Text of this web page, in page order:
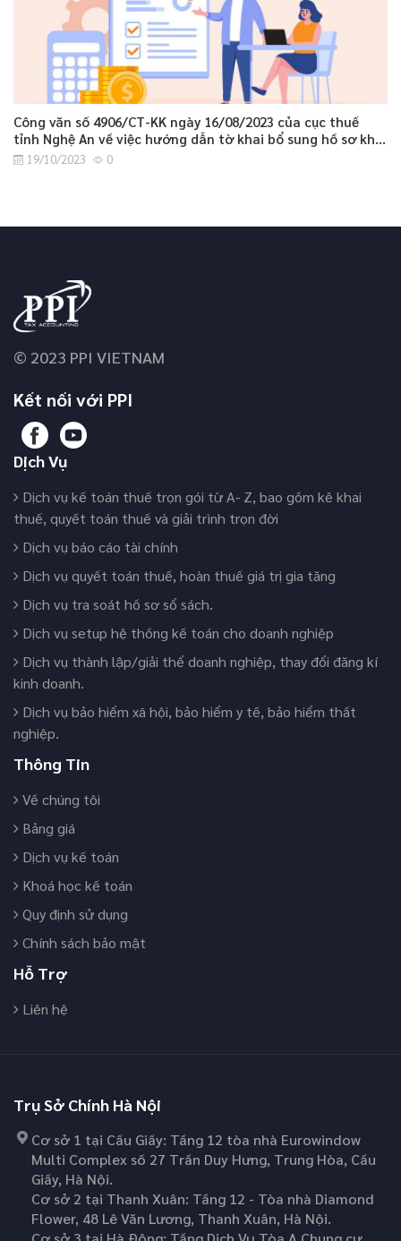
Công văn số 4906/CT-KK ngày 16/08/2023 của cục thuế
tỉnh Nghệ An về việc hướng dẫn tờ khai bổ sung hồ sơ khai
thuế GTGT.
19/10/2023 0
© 2023 PPI VIETNAM
Kết nối với PPI
Dịch Vụ
Dịch vụ kế toán thuế trọn gói từ A- Z, bao gồm kê khai
thuế, quyết toán thuế và giải trình trọn đời
Dịch vụ báo cáo tài chính
Dịch vụ quyết toán thuế, hoàn thuế giá trị gia tăng
Dịch vụ tra soát hồ sơ sổ sách.
Dịch vụ setup hệ thống kế toán cho doanh nghiệp
Dịch vụ thành lập/giải thể doanh nghiệp, thay đổi đăng kí
kinh doanh.
Dịch vụ bảo hiểm xã hội, bảo hiểm y tế, bảo hiểm thất
nghiệp.
Thông Tin
Về chúng tôi
Bảng giá
Dịch vụ kế toán
Khoá học kế toán
Quy định sử dụng
Chính sách bảo mật
Hỗ Trợ
Liên hệ
Trụ Sở Chính Hà Nội
Cơ sở 1 tại Cầu Giấy: Tầng 12 tòa nhà Eurowindow
Multi Complex số 27 Trần Duy Hưng, Trung Hòa, Cầu
Giấy, Hà Nội.
Cơ sở 2 tại Thanh Xuân: Tầng 12 - Tòa nhà Diamond
Flower, 48 Lê Văn Lương, Thanh Xuân, Hà Nội.